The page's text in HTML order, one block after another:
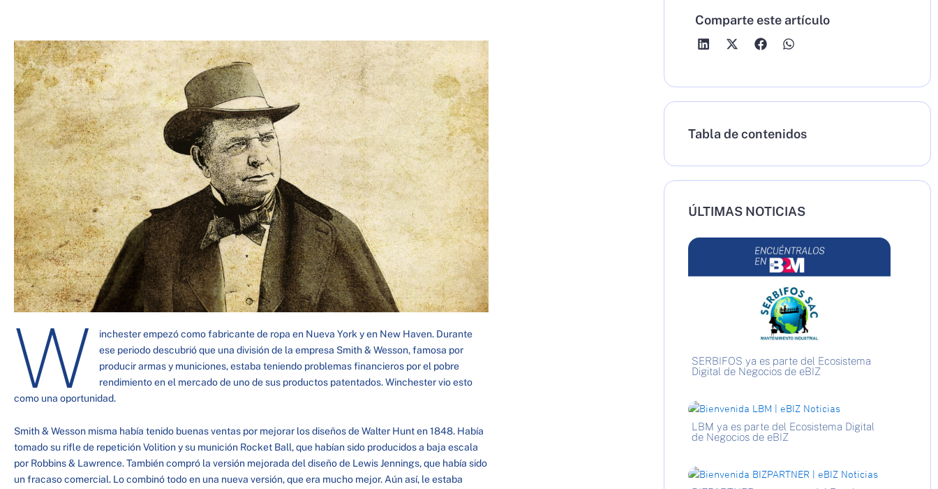
W
inchester empezó como fabricante de ropa en Nueva York y en New Haven. Durante
ese periodo descubrió que una división de la empresa Smith & Wesson, famosa por
producir armas y municiones, estaba teniendo problemas financieros por el pobre
rendimiento en el mercado de uno de sus productos patentados. Winchester vio esto
como una oportunidad.
Smith & Wesson misma había tenido buenas ventas por mejorar los diseños de Walter Hunt en 1848. Había
tomado su rifle de repetición Volition y su munición Rocket Ball, que habían sido producidos a baja escala
por Robbins & Lawrence. También compró la versión mejorada del diseño de Lewis Jennings, que había sido
un fracaso comercial. Lo combinó todo en una nueva versión, que era mucho mejor. Aún así, le estaba
Comparte este artículo
Tabla de contenidos
ÚLTIMAS NOTICIAS
SERBIFOS ya es parte del Ecosistema
Digital de Negocios de eBIZ
LBM ya es parte del Ecosistema Digital
de Negocios de eBIZ